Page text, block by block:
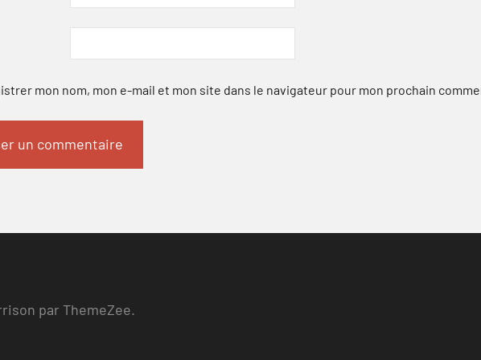
mon nom, mon e-mail et mon site dans le navigateur pour mon prochain
par ThemeZee.